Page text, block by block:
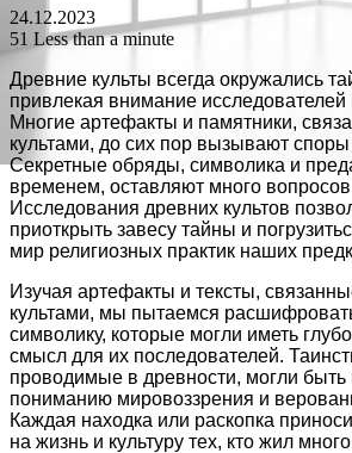
24.12.2023
51 Less than a minute
Древние культы всегда окружались
привлекая внимание исследователей
Многие артефакты и памятники,
культами, до сих пор вызывают
Секретные обряды, символика и
временем, оставляют много вопросов
Исследования древних культов
приоткрыть завесу тайны и
мир религиозных практик наших
Изучая артефакты и тексты,
культами, мы пытаемся
символику, которые могли иметь
смысл для их последователей.
проводимые в древности, могли быть
пониманию мировоззрения и
Каждая находка или раскопка
на жизнь и культуру тех, кто жил